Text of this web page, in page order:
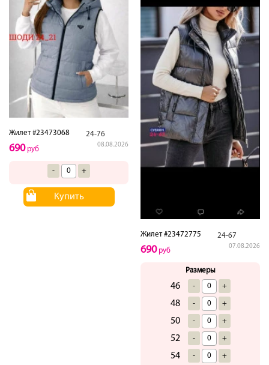
Жилет #23473068 24-76
08.08.2026
690руб
- +
Купить
Жилет #23472775 24-67
07.08.2026
690руб
Размеры
46 - +
48 - +
50 - +
52 - +
54 - +